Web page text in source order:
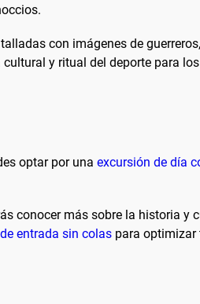
con imágenes de
y ritual del deporte para
optar por una excursión de día
conocer más sobre la historia y
entrada sin colas para optimizar